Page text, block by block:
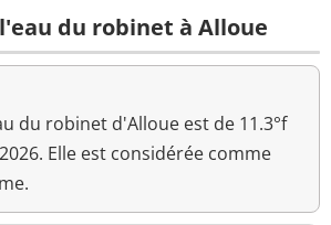
<1 n/(100mL) <=0 n/(100mL)
<1 n/mL
du robinet à Alloue
du robinet d'Alloue est de 11.3°f
Elle est considérée comme